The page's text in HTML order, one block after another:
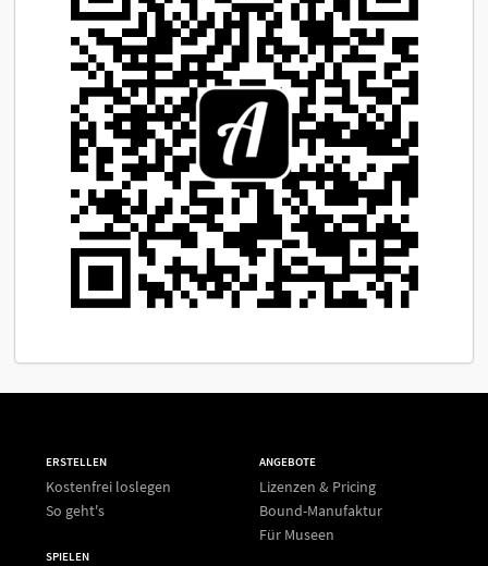
ERSTELLEN
Kostenfrei loslegen
So geht's
SPIELEN
ANGEBOTE
Lizenzen & Pricing
Bound-Manufaktur
Für Museen